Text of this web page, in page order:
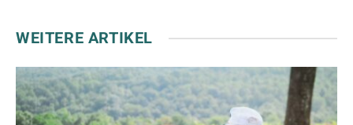
WEITERE ARTIKEL